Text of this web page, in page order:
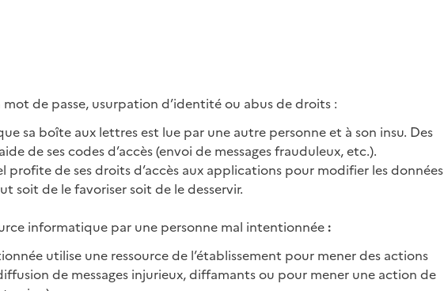
mot de passe, usurpation d’identité ou abus de droits :
sa boîte aux lettres est lue par une autre personne et à son insu. Des
de ses codes d’accès (envoi de messages frauduleux, etc.).
profite de ses droits d’accès aux applications pour modifier les données
soit de le favoriser soit de le desservir.
informatique par une personne mal intentionnée:
utilise une ressource de l’établissement pour mener des actions
de messages injurieux, diffamants ou pour mener une action de